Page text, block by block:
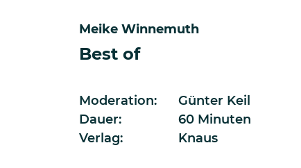
Meike Winnemuth
Best of
Moderation:
Günter Keil
Dauer:
60 Minuten
Verlag:
Knaus